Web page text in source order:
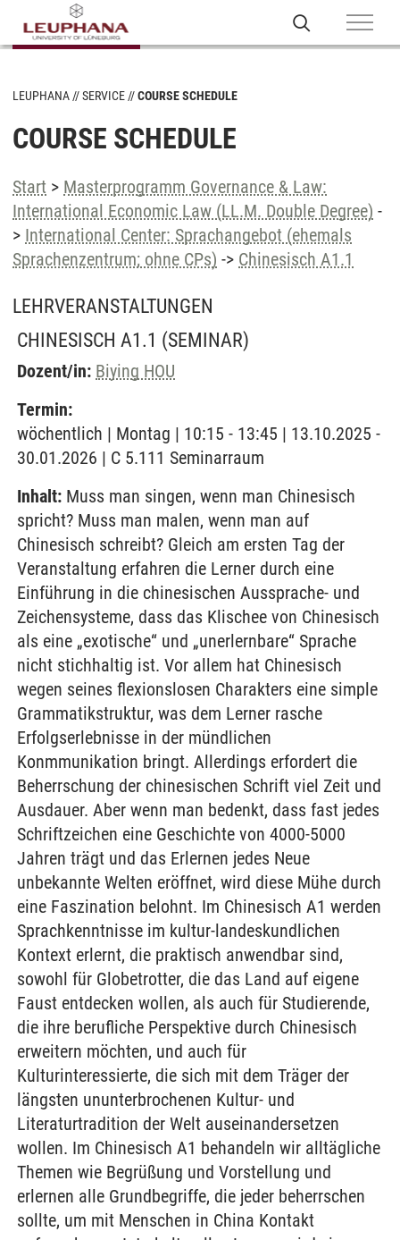
LEUPHANA SERVICE COURSE SCHEDULE
COURSE SCHEDULE
Start > Masterprogramm Governance & Law:
International Economic Law (LL.M. Double Degree) -
> International Center: Sprachangebot (ehemals
Sprachenzentrum; ohne CPs) -> Chinesisch A1.1
LEHRVERANSTALTUNGEN
CHINESISCH A1.1 (SEMINAR)
Dozent/in: Biying HOU
Termin:
wöchentlich | Montag | 10:15 - 13:45 | 13.10.2025 -
30.01.2026 | C 5.111 Seminarraum
Inhalt: Muss man singen, wenn man Chinesisch
spricht? Muss man malen, wenn man auf
Chinesisch schreibt? Gleich am ersten Tag der
Veranstaltung erfahren die Lerner durch eine
Einführung in die chinesischen Aussprache- und
Zeichensysteme, dass das Klischee von Chinesisch
als eine „exotische“ und „unerlernbare“ Sprache
nicht stichhaltig ist. Vor allem hat Chinesisch
wegen seines flexionslosen Charakters eine simple
Grammatikstruktur, was dem Lerner rasche
Erfolgserlebnisse in der mündlichen
Konmmunikation bringt. Allerdings erfordert die
Beherrschung der chinesischen Schrift viel Zeit und
Ausdauer. Aber wenn man bedenkt, dass fast jedes
Schriftzeichen eine Geschichte von 4000-5000
Jahren trägt und das Erlernen jedes Neue
unbekannte Welten eröffnet, wird diese Mühe durch
eine Faszination belohnt. Im Chinesisch A1 werden
Sprachkenntnisse im kultur-landeskundlichen
Kontext erlernt, die praktisch anwendbar sind,
sowohl für Globetrotter, die das Land auf eigene
Faust entdecken wollen, als auch für Studierende,
die ihre berufliche Perspektive durch Chinesisch
erweitern möchten, und auch für
Kulturinteressierte, die sich mit dem Träger der
längsten ununterbrochenen Kultur- und
Literaturtradition der Welt auseinandersetzen
wollen. Im Chinesisch A1 behandeln wir alltägliche
Themen wie Begrüßung und Vorstellung und
erlernen alle Grundbegriffe, die jeder beherrschen
sollte, um mit Menschen in China Kontakt